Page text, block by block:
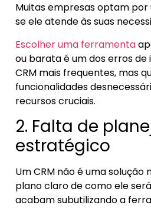
Muitas empresas optam por
se ele atende às suas
Escolher uma ferramenta
ou barata é um dos erros
CRM mais frequentes, mas
funcionalidades
recursos cruciais.
2. Falta de
estratégico
Um CRM não é uma solução
plano claro de como ele
acabam subutilizando a